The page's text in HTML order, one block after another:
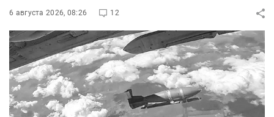
6 августа 2026, 08:26 12